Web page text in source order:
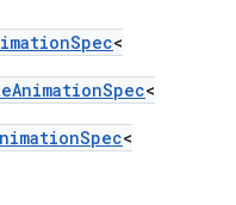
<
<
<